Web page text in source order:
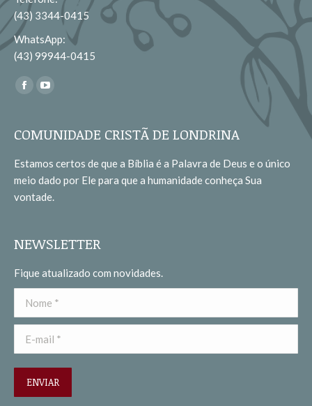
(43) 3344-0415
WhatsApp:
(43) 99944-0415
Encontre-nos em:
Facebook
opens
new
window
opens
new
window
COMUNIDADE CRISTÃ DE LONDRINA
Estamos certos de que a Bíblia é a Palavra de Deus e o único
meio dado por Ele para que a humanidade conheça Sua
vontade.
NEWSLETTER
Fique atualizado com novidades.
Nome *
E-mail *
ENVIAR